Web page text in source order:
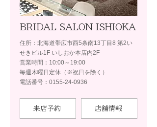
BRIDAL SALON ISHIOKA
住所：北海道帯広市西5条南13丁目8 第2い
せきビル1F いしおか本店内2F
営業時間：10:00～19:00
毎週木曜日定休（※祝日を除く）
電話番号：0155-24-0936
来店予約 店舗情報